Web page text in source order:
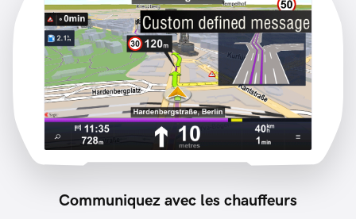
Communiquez avec les chauffeurs